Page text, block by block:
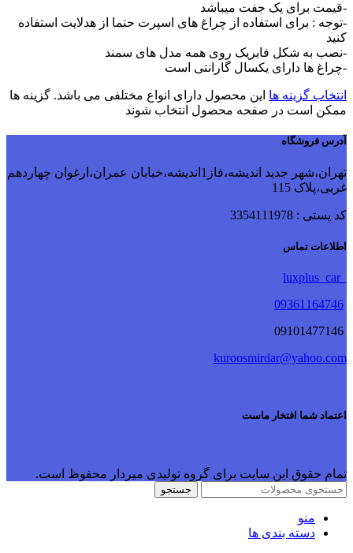
-قیمت برای یک جفت میباشد
-توجه : برای استفاده از چراغ های اسپرت حتما از هدلایت استفاده
کنید
-نصب به شکل فابریک روی همه مدل های سمند
-چراغ ها دارای یکسال گارانتی است
انتخاب گزینه ها این محصول دارای انواع مختلفی می باشد. گزینه ها
ممکن است در صفحه محصول انتخاب شوند
آدرس فروشگاه
تهران،شهر جدید اندیشه،فاز1اندیشه،خیابان عمران،ارغوان چهاردهم
غربی،پلاک 115
کد پستی : 3354111978
اطلاعات تماس
09361164746
kuroosmirdar@yahoo.com
اعتماد شما افتخار ماست
تمام حقوق این سایت برای گروه تولیدی میردار محفوظ است.
جستجو
منو
دسته بندی ها